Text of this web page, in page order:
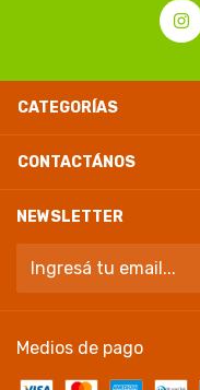
CATEGORÍAS
CONTACTÁNOS
NEWSLETTER
Medios de pago